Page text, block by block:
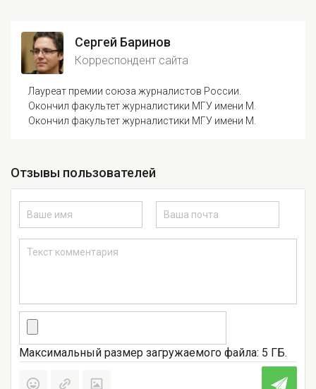
Сергей Баринов
Корреспондент сайта
Лауреат премии союза журналистов России.
Окончил факультет журналистики МГУ имени М.
Окончил факультет журналистики МГУ имени М.
Отзывы пользователей
Максимальный размер загружаемого файла: 5 ГБ.